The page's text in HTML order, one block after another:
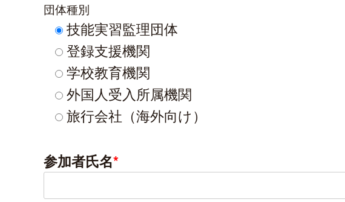
団体種別
技能実習監理団体
登録支援機関
学校教育機関
外国人受入所属機関
旅行会社（海外向け）
参加者氏名*